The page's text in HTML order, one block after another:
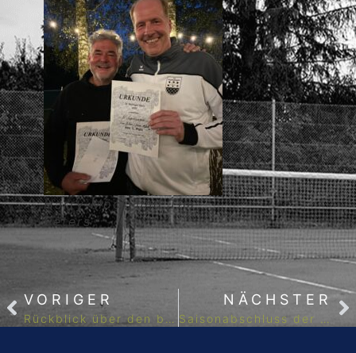
Harry Möck und Tim
Peters
VORIGER NÄCHSTER